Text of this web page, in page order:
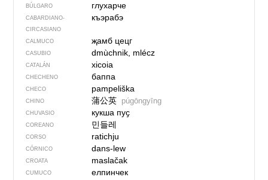
BÚLGARO глухарче
CABARDIANO-
CIRCASIANO
къэрабэ
CALMUCO җамб цецг
CASUBIO dmùchnik, mlécz
CATALÁN xicoia
CHECHENO баппа
CHECO pampeliška
CHINO 蒲公英 púgōngyīng
CHUVASIO кукша пуҫ
COREANO 민들레
CORSO ratichju
CÓRNICO dans-lew
CROATA maslačak
CUMUCO елпинчек